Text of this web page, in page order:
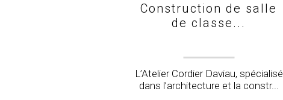
Construction de salle
de classe...
L’Atelier Cordier Daviau, spécialisé
dans l’architecture et la constr...